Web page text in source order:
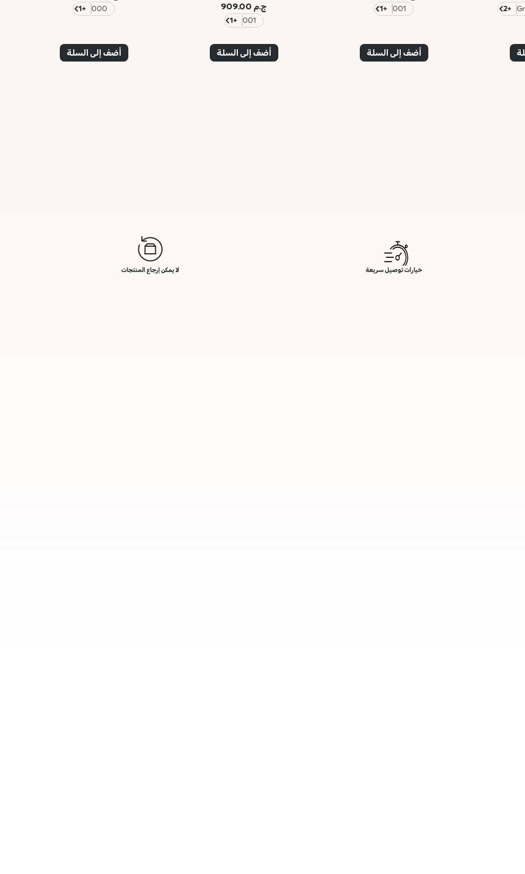
+2
001
+1
أضف إلى السلة
ج.م 909.00
001
+1
أضف إلى السلة
000
+1
أضف إلى السلة
خيارات توصيل سريعة لا يمكن إرجاع المنتجات